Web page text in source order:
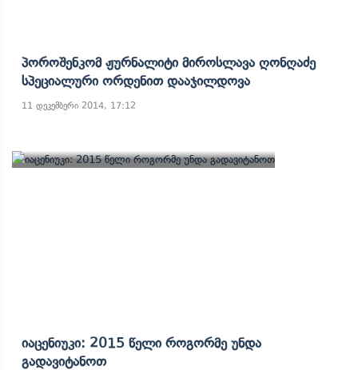
Პოროშენკომ Ჟურნალიტი Მიროსლავა Ღონღაძე
Სპეციალური Ორდენით Დააჯილდოვა
11 დეკემბერი 2014, 17:12
Იაცენიუკი: 2015 Წელი Როგორმე Უნდა
Გადავიტანოთ